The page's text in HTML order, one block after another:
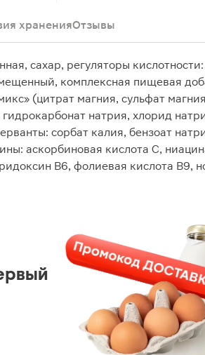
храненияОтзывы
сахар, регуляторы
комплексная пищевая
(цитрат магния, сульфат
гидрокарбонат натрия, хлорид
сорбат калия, бензоат
аскорбиновая кислота С,
В6, фолиевая кислота В9,